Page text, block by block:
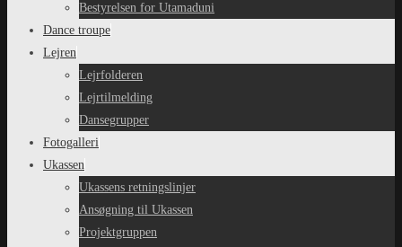
Bestyrelsen for Utamaduni
Dance troupe
Lejren
Lejrfolderen
Lejrtilmelding
Dansegrupper
Fotogalleri
Ukassen
Ukassens retningslinjer
Ansøgning til Ukassen
Projektgruppen